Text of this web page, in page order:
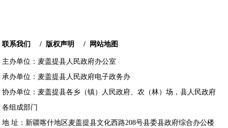
联系我们 / 版权声明 / 网站地图
主办单位：麦盖提县人民政府办公室
承办单位：麦盖提县人民政府电子政务办
协办单位：麦盖提县各乡（镇）人民政府、农（林）场，县人民政府
各组成部门
地 址：新疆喀什地区麦盖提县文化西路208号县委县政府综合办公楼